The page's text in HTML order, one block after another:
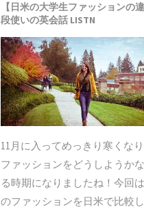
【日米の大学生ファッションの
段使いの英会話 LISTN
11月に入ってめっきり寒くな
ファッションをどうしようか
る時期になりましたね！今回
のファッションを日米で比較